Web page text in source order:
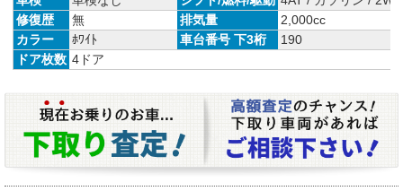
修復歴
無 排気量
2,000cc
カラー
ﾎﾜｲﾄ 車台番号 下3桁
190
ドア枚数 4ドア